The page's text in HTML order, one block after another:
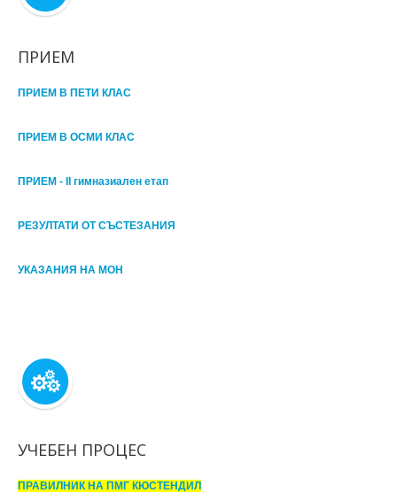
ПРИЕМ
ПРИЕМ В ПЕТИ КЛАС
ПРИЕМ В ОСМИ КЛАС
ПРИЕМ - II гимназиален етап
РЕЗУЛТАТИ ОТ СЪСТЕЗАНИЯ
УКАЗАНИЯ НА МОН
УЧЕБЕН ПРОЦЕС
ПРАВИЛНИК НА ПМГ КЮСТЕНДИЛ